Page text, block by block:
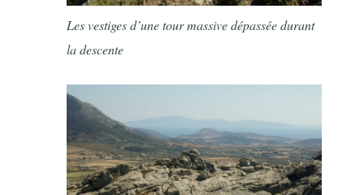
Les vestiges d’une tour massive dépassée durant
la descente